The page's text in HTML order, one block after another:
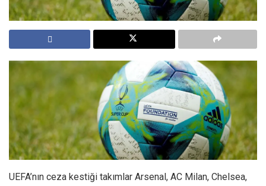
UEFA’nın ceza kestiği takımlar Arsenal, AC Milan, Chelsea,